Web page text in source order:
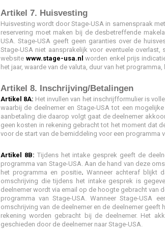
Artikel 7. Huisvesting
Huisvesting wordt door Stage-USA in samenspraak
reservering moet maken bij de desbetreffende
USA. Stage-USA geeft geen garanties over de
Stage-USA niet aansprakelijk voor eventuele
website www.stage-usa.nl worden enkel prijs
het jaar, waarde van de valuta, duur van het
Artikel 8. Inschrijving/Betalingen
Artikel 8A: Het invullen van het inschrijfformulier is
waarbij de deelnemer en Stage-USA tot een
aanbetaling die daarop volgt gaat de deelnemer
geen kosten in rekening gebracht tot het moment dat
voor de start van de bemiddeling voor een programma
Artikel 8B: Tijdens het intake gesprek geeft de
programma van Stage-USA. Aan de hand van deze
het programma en positie. Wanneer achteraf blijkt
omschrijving die tijdens het intake gesprek is
deelnemer wordt via email op de hoogte gebracht van
programma van Stage-USA. Wanneer Stage-USA
omschrijving van de deelnemer en de deelnemer
rekening worden gebracht bij de deelnemer. Het
geschieden door de deelnemer naar Stage-USA.